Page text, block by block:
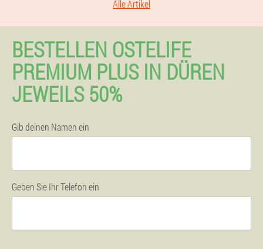
Alle Artikel
BESTELLEN OSTELIFE
PREMIUM PLUS IN DÜREN
JEWEILS 50%
Gib deinen Namen ein
Geben Sie Ihr Telefon ein